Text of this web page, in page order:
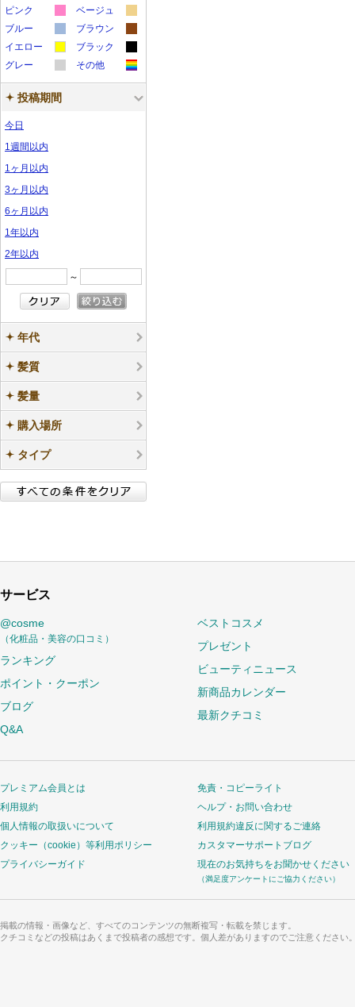
ン
プ
ル
ン
プ
ル
サ
ン
プ
ル
サ
ン
プ
ル
ラ
プ
ル
ラ
ン
プ
カ
ラ
ー
ン
プ
カ
ラ
サ
ン
ピンク
カ
ラ
サ
ン
ベージュ
カ
ラ
ー
サ
ン
ブルー
カ
ラ
ー
サ
ブラウン
カ
ラ
ー
サ
イエロー
カ
ラ
ー
ブラック
カ
ラ
ー
グレー
カ
ラ
その他
カ
ラ
投稿期間
今日
1週間以内
1ヶ月以内
3ヶ月以内
6ヶ月以内
1年以内
2年以内
～
年代
髪質
髪量
購入場所
タイプ
サービス
@cosme
（化粧品・美容の口コミ）
ランキング
ポイント・クーポン
ブログ
Q&A
ベストコスメ
プレゼント
ビューティニュース
新商品カレンダー
最新クチコミ
プレミアム会員とは
利用規約
個人情報の取扱いについて
クッキー（cookie）等利用ポリシー
プライバシーガイド
免責・コピーライト
ヘルプ・お問い合わせ
利用規約違反に関するご連絡
カスタマーサポートブログ
現在のお気持ちをお聞かせください
（満足度アンケートにご協力ください）
掲載の情報・画像など、すべてのコンテンツの無断複写・転載を禁じます。
クチコミなどの投稿はあくまで投稿者の感想です。個人差がありますのでご注意ください